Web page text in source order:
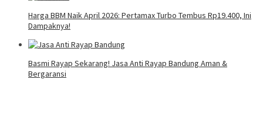
Harga BBM Naik April 2026: Pertamax Turbo Tembus Rp19.400, Ini
Dampaknya!
Basmi Rayap Sekarang! Jasa Anti Rayap Bandung Aman &
Bergaransi